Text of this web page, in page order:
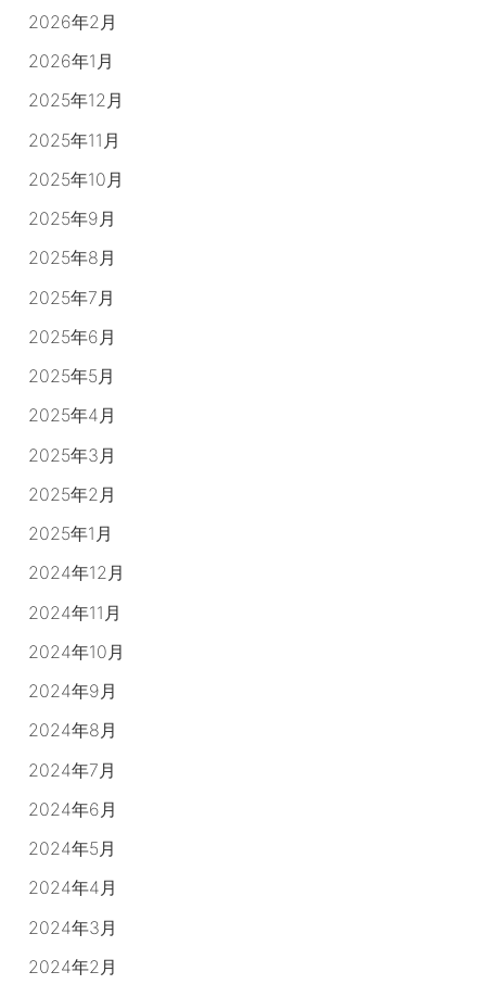
2026年2月
2026年1月
2025年12月
2025年11月
2025年10月
2025年9月
2025年8月
2025年7月
2025年6月
2025年5月
2025年4月
2025年3月
2025年2月
2025年1月
2024年12月
2024年11月
2024年10月
2024年9月
2024年8月
2024年7月
2024年6月
2024年5月
2024年4月
2024年3月
2024年2月